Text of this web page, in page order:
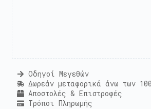
Οδηγοί Μεγεθών
Δωρεάν μεταφορικά άνω των
Αποστολές & Επιστροφές
Τρόποι Πληρωμής